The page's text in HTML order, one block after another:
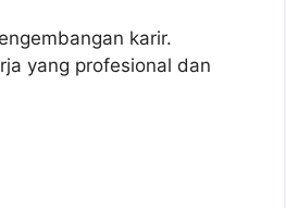
karir.
yang profesional dan